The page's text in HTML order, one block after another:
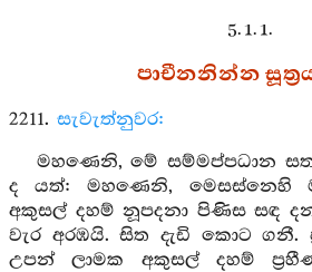
5. 1. 1.
පාචීනනින්න
2211. සැවැත්නුවර:
මහණෙනි, මේ සම්මප්පධාන
ද යත්: මහණෙනි, මෙසස්නෙහි
අකුසල් දහම් නූපදනා පිණිස සඳ
වැර අරඹයි. සිත දැඩි කොට ගනී.
උපන් ලාමක අකුසල් දහම්